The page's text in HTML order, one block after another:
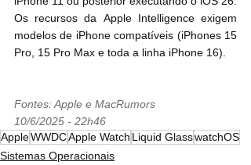
Os recursos da ‌Apple Intelligence‌ exigem
modelos de ‌iPhone‌ compatíveis (iPhones 15
Pro, 15 Pro Max e toda a linha iPhone 16).
Fontes: Apple e MacRumors
10/6/2025 - 22h46
AppleWWDCApple Watch Liquid GlasswatchOS
Sistemas Operacionais